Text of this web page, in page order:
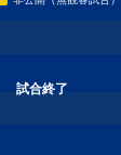
試合終了